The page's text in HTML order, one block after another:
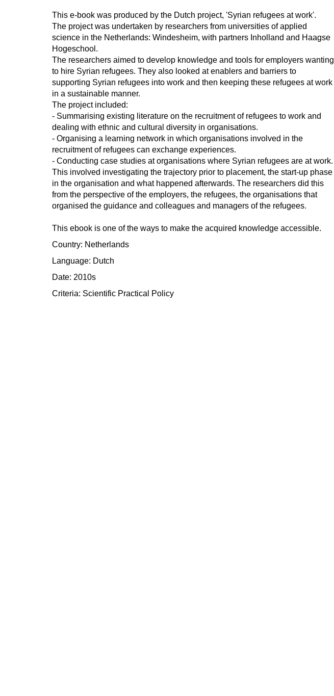
This e-book was produced by the Dutch project, 'Syrian refugees at work'.
The project was undertaken by researchers from universities of applied
science in the Netherlands: Windesheim, with partners Inholland and Haagse
Hogeschool.
The researchers aimed to develop knowledge and tools for employers wanting
to hire Syrian refugees. They also looked at enablers and barriers to
supporting Syrian refugees into work and then keeping these refugees at work
in a sustainable manner.
The project included:
- Summarising existing literature on the recruitment of refugees to work and
dealing with ethnic and cultural diversity in organisations.
- Organising a learning network in which organisations involved in the
recruitment of refugees can exchange experiences.
- Conducting case studies at organisations where Syrian refugees are at work.
This involved investigating the trajectory prior to placement, the start-up phase
in the organisation and what happened afterwards. The researchers did this
from the perspective of the employers, the refugees, the organisations that
organised the guidance and colleagues and managers of the refugees.
This ebook is one of the ways to make the acquired knowledge accessible.
Country: Netherlands
Language: Dutch
Date: 2010s
Criteria: Scientific Practical Policy